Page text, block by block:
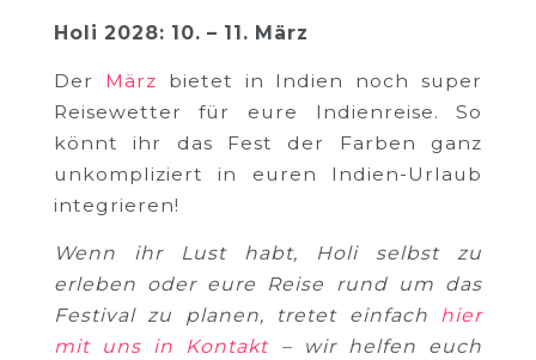
Holi 2028: 10. – 11. März
Der März bietet in Indien noch super
Reisewetter für eure Indienreise. So
könnt ihr das Fest der Farben ganz
unkompliziert in euren Indien-Urlaub
integrieren!
Wenn ihr Lust habt, Holi selbst zu
erleben oder eure Reise rund um das
Festival zu planen, tretet einfach hier
mit uns in Kontakt– wir helfen euch